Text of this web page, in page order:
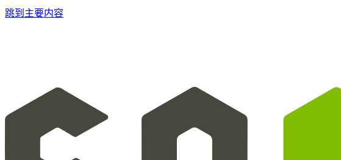
跳到主要内容